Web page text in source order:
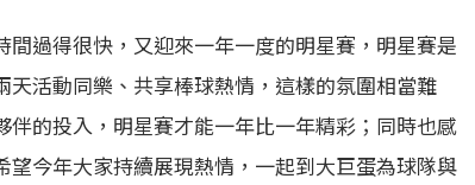
過得很快，又迎來一年一度的明星賽，明星賽是
活動同樂、共享棒球熱情，這樣的氛圍相當難
的投入，明星賽才能一年比一年精彩；同時也感
今年大家持續展現熱情，一起到大巨蛋為球隊與